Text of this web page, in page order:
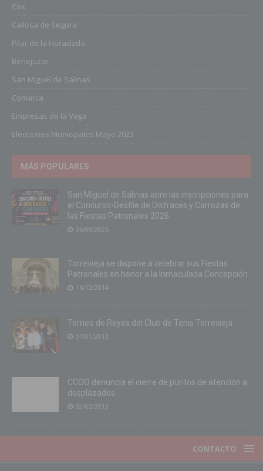
Cox
Callosa de Segura
Pilar de la Horadada
Benejuzar
San Miguel de Salinas
Comarca
Empresas de la Vega
Elecciones Municipales Mayo 2023
MÁS POPULARES
San Miguel de Salinas abre las inscripciones para
el Concurso-Desfile de Disfraces y Carrozas de
las Fiestas Patronales 2026
06/08/2026
Torrevieja se dispone a celebrar sus Fiestas
Patronales en honor a la Inmaculada Concepción
16/12/2014
Torneo de Reyes del Club de Tenis Torrevieja
07/01/2013
CCOO denuncia el cierre de puntos de atención a
desplazados
02/05/2013
CONTACTO